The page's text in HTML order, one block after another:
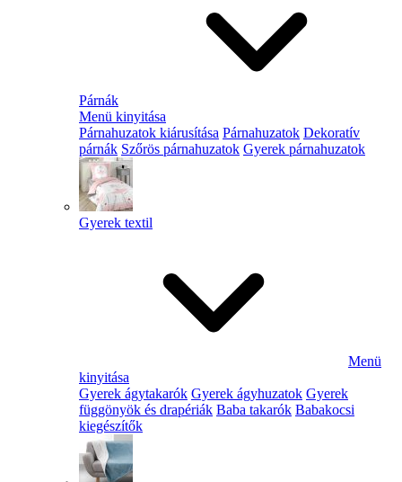
Párnák
Menü kinyitása
Párnahuzatok kiárusítása Párnahuzatok Dekoratív
párnák Szőrös párnahuzatok Gyerek párnahuzatok
Gyerek textil
Menü
kinyitása
Gyerek ágytakarók Gyerek ágyhuzatok Gyerek
függönyök és drapériák Baba takarók Babakocsi
kiegészítők